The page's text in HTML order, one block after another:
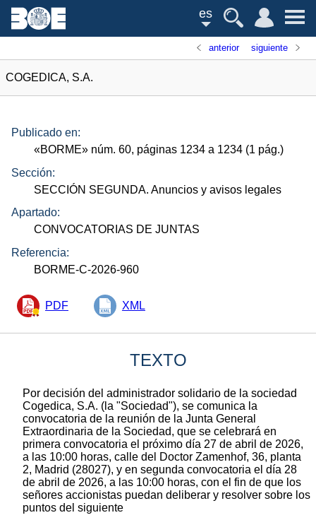
es
anterior siguiente
COGEDICA, S.A.
Publicado en:
«BORME» núm. 60, páginas 1234 a 1234 (1 pág.)
Sección:
SECCIÓN SEGUNDA. Anuncios y avisos legales
Apartado:
CONVOCATORIAS DE JUNTAS
Referencia:
BORME-C-2026-960
PDF XML
TEXTO
Por decisión del administrador solidario de la sociedad
Cogedica, S.A. (la "Sociedad"), se comunica la
convocatoria de la reunión de la Junta General
Extraordinaria de la Sociedad, que se celebrará en
primera convocatoria el próximo día 27 de abril de 2026,
a las 10:00 horas, calle del Doctor Zamenhof, 36, planta
2, Madrid (28027), y en segunda convocatoria el día 28
de abril de 2026, a las 10:00 horas, con el fin de que los
señores accionistas puedan deliberar y resolver sobre los
puntos del siguiente